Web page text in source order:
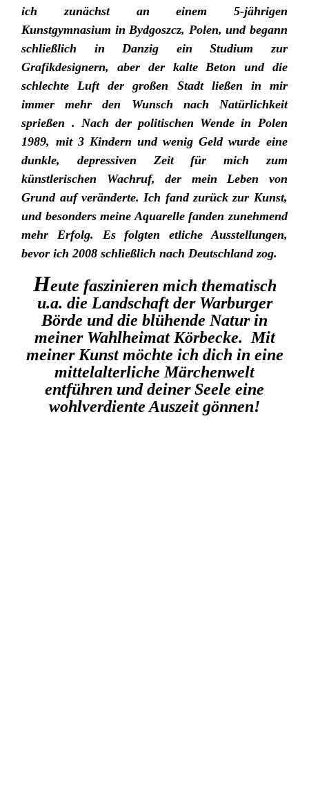
ich zunächst an einem 5-jährigen
Kunstgymnasium in Bydgoszcz, Polen, und begann
schließlich in Danzig ein Studium zur
Grafikdesignern, aber der kalte Beton und die
schlechte Luft der großen Stadt ließen in mir
immer mehr den Wunsch nach Natürlichkeit
sprießen . Nach der politischen Wende in Polen
1989, mit 3 Kindern und wenig Geld wurde eine
dunkle, depressiven Zeit für mich zum
künstlerischen Wachruf, der mein Leben von
Grund auf veränderte. Ich fand zurück zur Kunst,
und besonders meine Aquarelle fanden zunehmend
mehr Erfolg. Es folgten etliche Ausstellungen,
bevor ich 2008 schließlich nach Deutschland zog.
Heute faszinieren mich thematisch
u.a. die Landschaft der Warburger
Börde und die blühende Natur in
meiner Wahlheimat Körbecke. Mit
meiner Kunst möchte ich dich in eine
mittelalterliche Märchenwelt
entführen und deiner Seele eine
wohlverdiente Auszeit gönnen!